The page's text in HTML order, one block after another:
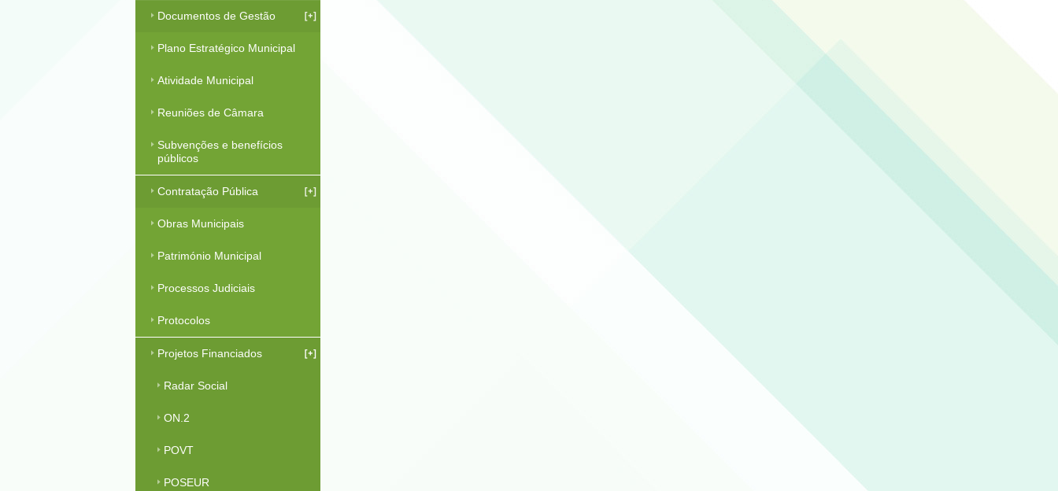
Documentos de Gestão
Plano Estratégico Municipal
Atividade Municipal
Reuniões de Câmara
Subvenções e benefícios
públicos
Contratação Pública
Obras Municipais
Património Municipal
Processos Judiciais
Protocolos
Projetos Financiados
Radar Social
ON.2
POVT
POSEUR